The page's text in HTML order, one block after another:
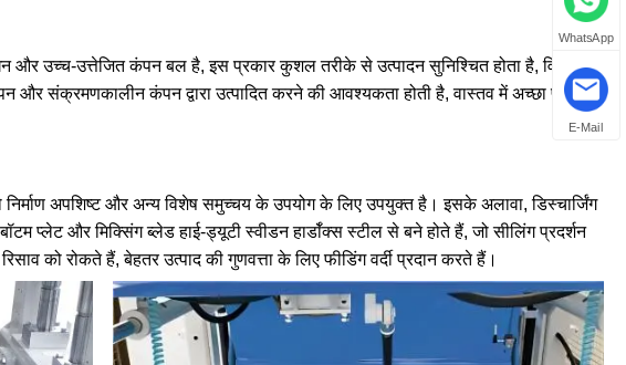
और उच्च-उत्तेजित कंपन बल है, इस प्रकार कुशल तरीके से उत्पादन सुनिश्चित होता है, विशेष रूप
और संक्रमणकालीन कंपन द्वारा उत्पादित करने की आवश्यकता होती है, वास्तव में अच्छा प्रभाव
अपशिष्ट और अन्य विशेष समुच्चय के उपयोग के लिए उपयुक्त है। इसके अलावा, डिस्चार्जिंग
प्लेट और मिक्सिंग ब्लेड हाई-ड्यूटी स्वीडन हार्डॉक्स स्टील से बने होते हैं, जो सीलिंग प्रदर्शन
को रोकते हैं, बेहतर उत्पाद की गुणवत्ता के लिए फीडिंग वर्दी प्रदान करते हैं।
WhatsApp
E-Mail